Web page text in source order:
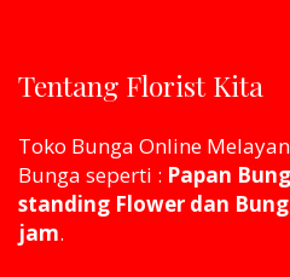
Tentang Florist Kita
Toko Bunga Online
Bunga seperti : Papan
standing Flower dan
jam.